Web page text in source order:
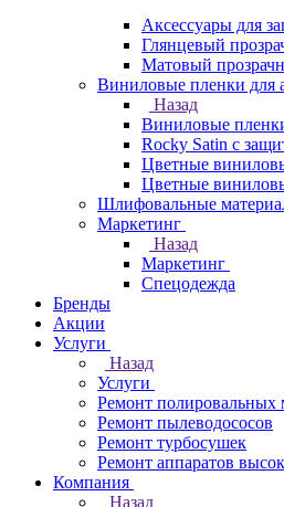
Аксессуары для
Глянцевый
Матовый
Виниловые пленки для
Назад
Виниловые
Rocky Satin с
Цветные
Цветные
Шлифовальные
Маркетинг
Назад
Маркетинг
Спецодежда
Бренды
Акции
Услуги
Назад
Услуги
Ремонт полировальных
Ремонт пылеводососов
Ремонт турбосушек
Ремонт аппаратов
Компания
Назад